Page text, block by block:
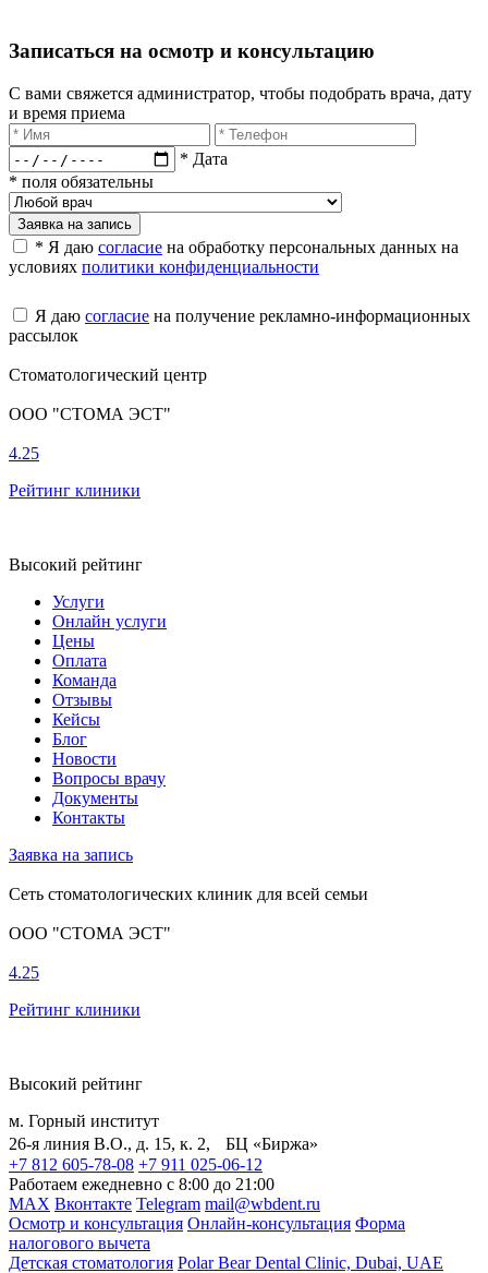
Записаться на осмотр и консультацию​
С вами свяжется администратор, чтобы подобрать врача, дату
и время приема​
* Дата
* поля обязательны
Заявка на запись
* Я даю согласие на обработку персональных данных на
условиях политики конфиденциальности
Я даю согласие на получение рекламно-информационных
рассылок
Стоматологический центр
ООО "СТОМА ЭСТ"
4.25
Рейтинг клиники
Высокий рейтинг
Услуги
Онлайн услуги
Цены
Оплата
Команда
Отзывы
Кейсы
Блог
Новости
Вопросы врачу
Документы
Контакты
Заявка на запись
Сеть стоматологических клиник для всей семьи
ООО "СТОМА ЭСТ"
4.25
Рейтинг клиники
Высокий рейтинг
м. Горный институт
26-я линия В.О., д. 15, к. 2, БЦ «Биржа»
+7 812 605-78-08 +7 911 025-06-12
Работаем ежедневно с 8:00 до 21:00
MAX Вконтакте Telegram mail@wbdent.ru
Осмотр и консультация Онлайн-консультация Форма
налогового вычета
Детская стоматология Polar Bear Dental Clinic, Dubai, UAE